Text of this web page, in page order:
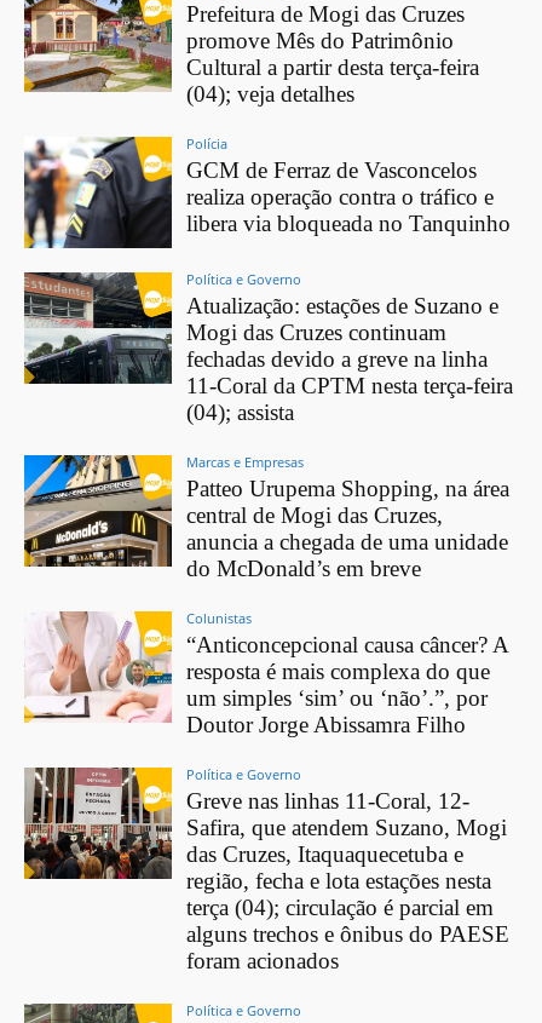
Prefeitura de Mogi das Cruzes
promove Mês do Patrimônio
Cultural a partir desta terça-feira
(04); veja detalhes
Polícia
GCM de Ferraz de Vasconcelos
realiza operação contra o tráfico e
libera via bloqueada no Tanquinho
Política e Governo
Atualização: estações de Suzano e
Mogi das Cruzes continuam
fechadas devido a greve na linha
11-Coral da CPTM nesta terça-feira
(04); assista
Marcas e Empresas
Patteo Urupema Shopping, na área
central de Mogi das Cruzes,
anuncia a chegada de uma unidade
do McDonald’s em breve
Colunistas
“Anticoncepcional causa câncer? A
resposta é mais complexa do que
um simples ‘sim’ ou ‘não’.”, por
Doutor Jorge Abissamra Filho
Política e Governo
Greve nas linhas 11-Coral, 12-
Safira, que atendem Suzano, Mogi
das Cruzes, Itaquaquecetuba e
região, fecha e lota estações nesta
terça (04); circulação é parcial em
alguns trechos e ônibus do PAESE
foram acionados
Política e Governo